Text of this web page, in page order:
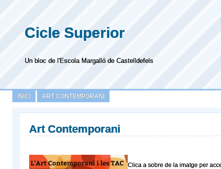
Cicle Superior
Un bloc de l'Escola Margalló de Castelldefels
INICI ART CONTEMPORANI
Art Contemporani
Clica a sobre de la imatge per